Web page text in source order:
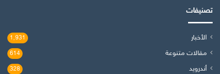
تصنيفات
الأخبار 1٬931
مقالات متنوعة 614
أندرويد 328